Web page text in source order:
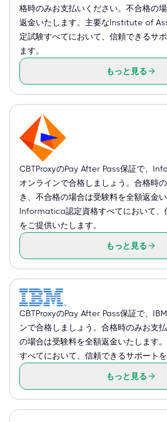
格時のみお支払いください。不合格の
返金いたします。主要なInstitute of
定試験すべてにおいて、信頼できるサ
ます。
もっと見る
CBTProxyのPay After Pass保証で、
オンラインで合格しましょう。合格時
き、不合格の場合は受験料を全額返金
Informatica認定資格すべてにおいて、
をご提供いたします。
もっと見る
CBTProxyのPay After Pass保証で、
ンで合格しましょう。合格時のみお支
の場合は受験料を全額返金いたします
すべてにおいて、信頼できるサポートを
もっと見る